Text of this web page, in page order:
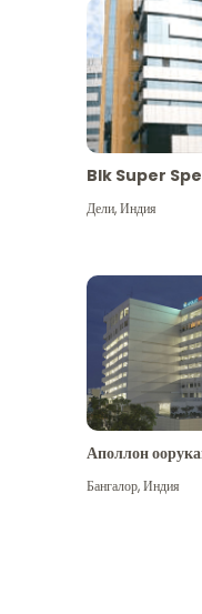
Blk Super
Дели,Индия
Аполлон
Бангалор,Индия